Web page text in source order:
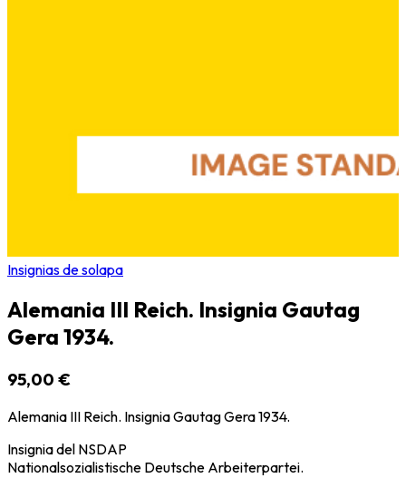
Insignias de solapa
Alemania III Reich. Insignia Gautag
Gera 1934.
95,00 €
Alemania III Reich. Insignia Gautag Gera 1934.
Insignia del NSDAP
Nationalsozialistische Deutsche Arbeiterpartei.